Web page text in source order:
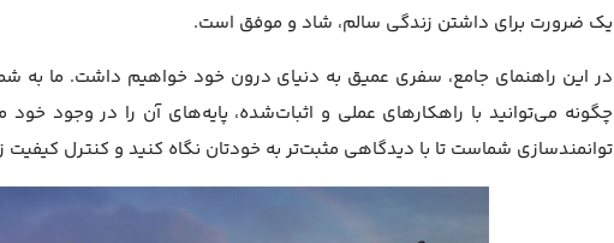
یک ضرورت برای داشتن زندگی سالم، شاد و موفق است.
در این راهنمای جامع، سفری عمیق به دنیای درون خود خواهیم داشت. ما
چگونه می‌توانید با راهکارهای عملی و اثبات‌شده، پایه‌های آن را در وجود
توانمندسازی شماست تا با دیدگاهی مثبت‌تر به خودتان نگاه کنید و کنترل کیفیت